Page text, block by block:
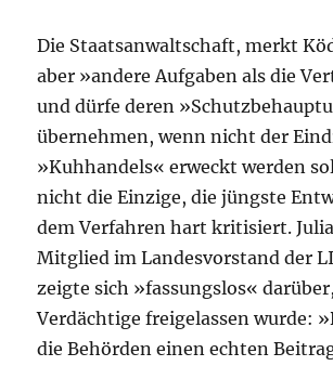
Die Staatsanwaltschaft, merkt
aber »andere Aufgaben als die
und dürfe deren
übernehmen, wenn nicht der
»Kuhhandels« erweckt werden
nicht die Einzige, die jüngste
dem Verfahren hart kritisiert.
Mitglied im Landesvorstand der
zeigte sich »fassungslos«
Verdächtige freigelassen wurde:
die Behörden einen echten